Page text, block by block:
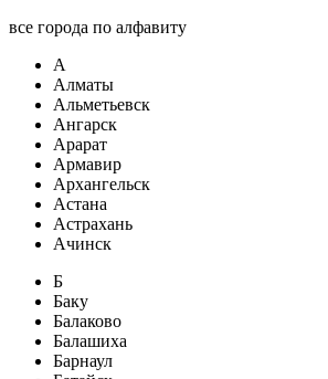
все города по алфавиту
А
Алматы
Альметьевск
Ангарск
Арарат
Армавир
Архангельск
Астана
Астрахань
Ачинск
Б
Баку
Балаково
Балашиха
Барнаул